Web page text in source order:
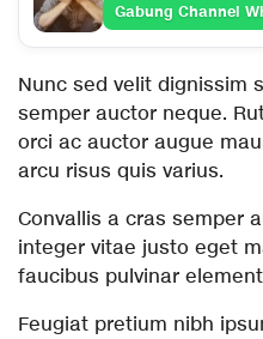
Gabung Channel
Nunc sed velit dignissim
semper auctor neque.
orci ac auctor augue
arcu risus quis varius.
Convallis a cras semper
integer vitae justo eget
faucibus pulvinar
Feugiat pretium nibh